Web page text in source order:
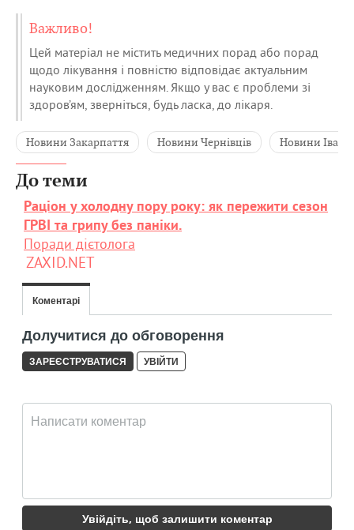
Важливо!
Цей матеріал не містить медичних порад або порад
щодо лікування і повністю відповідає актуальним
науковим дослідженням. Якщо у вас є проблеми зі
здоров’ям, зверніться, будь ласка, до лікаря.
Новини Закарпаття Новини Чернівців Новини
До теми
Раціон у холодну пору року: як пережити сезон
ГРВІ та грипу без паніки.
Поради дієтолога
ZAXID.NET